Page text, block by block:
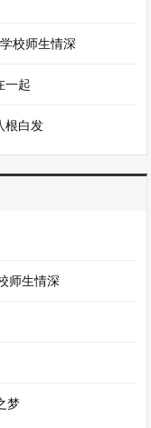
校师生情深
一起
根白发
师生情深
梦